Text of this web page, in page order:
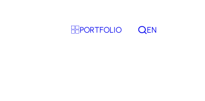
PORTFOLIO Rechercher
EN